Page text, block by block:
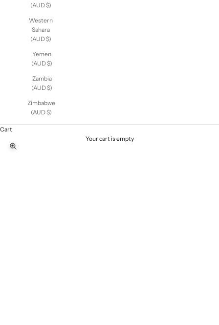
(AUD $)
Western
Sahara
(AUD $)
Yemen
(AUD $)
Zambia
(AUD $)
Zimbabwe
(AUD $)
Cart
Your cart is empty
Zoom picture